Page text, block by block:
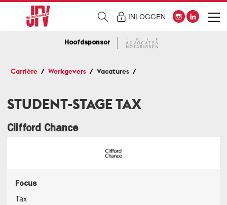
INLOGGEN
Hoofdsponsor
Carrière Werkgevers Vacatures
STUDENT-STAGE TAX
Clifford Chance
Focus
Tax